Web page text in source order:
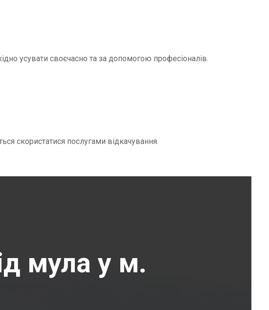
усувати своєчасно та за допомогою професіоналів.
скористатися послугами відкачування.
мула у м.